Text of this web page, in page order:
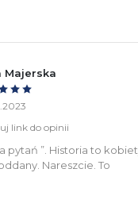
Majerska
link do opinii
pytań ”. Historia to
Nareszcie. To